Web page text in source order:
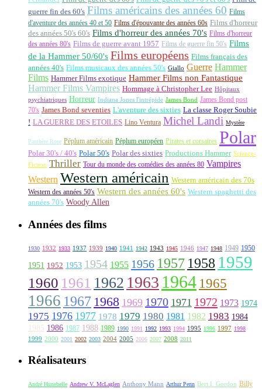
guerre fin des 60's Films américains des années 60 Films
d'aventure des années 40 et 50 Films d'épouvante des années 60s Films d'horreur
des années 50's 60's Films d'horreur des années 70's Films d'horreur
des années 80's Films de guerre avant 1957 Films de guerre fin 50's Films
de la Hammer 50/60's Films européens Films français des
années 40's Films musicaux des années 50's Giallo Guerre Hammer
Films Hammer Films exotique Hammer Films non Fantastique
Hammer Films Vampires Hommage à Christopher Lee Hôpitaux
psychiatriques Horreur Indiana Jones l'intrépide James Bond James Bond post
70's James Bond seventies L'aventure des sixties La classe Roger Soubie
! LA GUERRE DES ETOILES Lino Ventura Michel Landi Mystère
Panthère Rose Péplum américain Péplum européen Pirates et corsaires Polar
Polar 30's / 40's Polar 50's Polar des sixties Productions Hammer Science-
Fiction Thriller Tour du monde des comédies des années 80 Vampires
Western Western américain Western américain des 70s
Western des années 50's Western des années 60's Western spaghetti des
années 70's Woody Allen
Années des films
1930 1932 1933 1937 1939 1940 1941 1942 1943 1945 1946 1947 1948 1949 1950
1951 1952 1953 1954 1955 1956 1957 1958 1959
1960 1961 1962 1963 1964 1965
1966 1967 1968 1969 1970 1971 1972 1973 1974
1975 1976 1977 1978 1979 1980 1981 1982 1983 1984
1985 1986 1987 1988 1989 1990 1991 1992 1993 1994 1995 1996 1997 1998
1999 2000 2001 2002 2003 2004 2005 2006 2007 2008 2011
Réalisateurs
André Hunebelle Andrew V. McLaglen Anthony Mann Arthur Penn Bert I. Gordon Billy